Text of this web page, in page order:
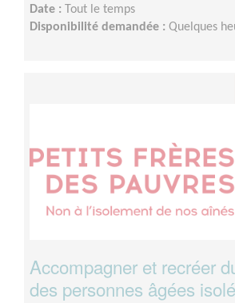
Date : Tout le temps
Disponibilité demandée : Quelques
Accompagner et recréer
des personnes âgées